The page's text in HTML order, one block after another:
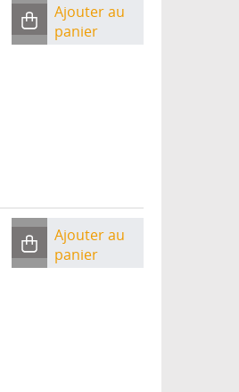
Ajouter au
panier
Ajouter au
panier